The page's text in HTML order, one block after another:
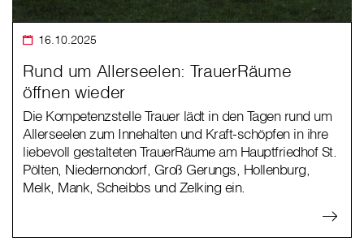
16.10.2025
Rund um Allerseelen: TrauerRäume
öffnen wieder
Die Kompetenzstelle Trauer lädt in den Tagen rund um
Allerseelen zum Innehalten und Kraft-schöpfen in ihre
liebevoll gestalteten TrauerRäume am Hauptfriedhof St.
Pölten, Niedernondorf, Groß Gerungs, Hollenburg,
Melk, Mank, Scheibbs und Zelking ein.